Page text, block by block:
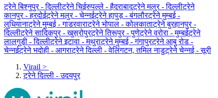
ट्रेने बिश्नुपुर - दिल्लीट्रेने चिईरुपल्ले - हैदराबादट्रेने मलुर - दिल्लीट्रेने
कानपुर - हरदोईट्रेने मलुर - चेन्नईट्रेने हापुड़ - बंगलौरट्रेने मुम्बई -
लुधियानाट्रेने मुम्बई - गाडरवाराट्रेने भोपाल - कोलकाताट्रेने बुरहानपुर -
दिल्लीट्रेने सादिकपुर - खुस्रोपुरट्रेने तिरूपुर - पुणेट्रेने वरोरा - मुम्बईट्रेने
लालगुडी - दिल्लीट्रेने इटावा - मथुराट्रेने मुम्बई - गंगापुरट्रेने आबु रोड -
चेन्नईट्रेने भदोही - आगराट्रेने दिल्ली - वेलिंगटन, तमिल नाडुट्रेने चेन्नई - सूरी
Virail >
ट्रेने दिल्ली - उदयपुर